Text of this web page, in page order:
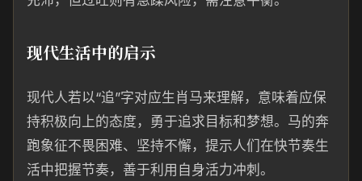
现代生活中的启示
现代人若以“追”字对应生肖马来理解，意味着应保
持积极向上的态度，勇于追求目标和梦想。马的奔
跑象征不畏困难、坚持不懈，提示人们在快节奏生
活中把握节奏，善于利用自身活力冲刺。